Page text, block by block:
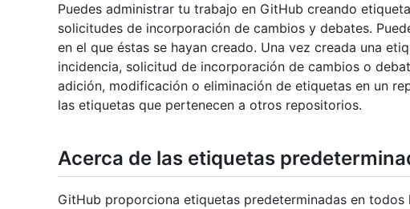
Puedes administrar tu trabajo en GitHub creando
solicitudes de incorporación de cambios y debates.
en el que éstas se hayan creado. Una vez creada una
incidencia, solicitud de incorporación de cambios o
adición, modificación o eliminación de etiquetas en un
las etiquetas que pertenecen a otros repositorios.
Acerca de las etiquetas
GitHub proporciona etiquetas predeterminadas en todos